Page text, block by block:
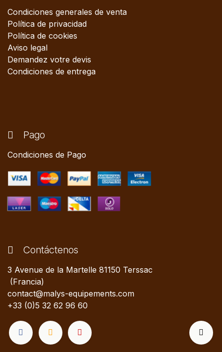
Condiciones generales de venta
Política de privacidad
Política de cookies
Aviso legal
Demandez votre devis
Condiciones de entrega
Pago
Condiciones de Pago
Contáctenos
3 Avenue de la Martelle 81150 Terssac
(Francia)
contact@malys-equipements.com
+33 (0)5 32 62 96 60